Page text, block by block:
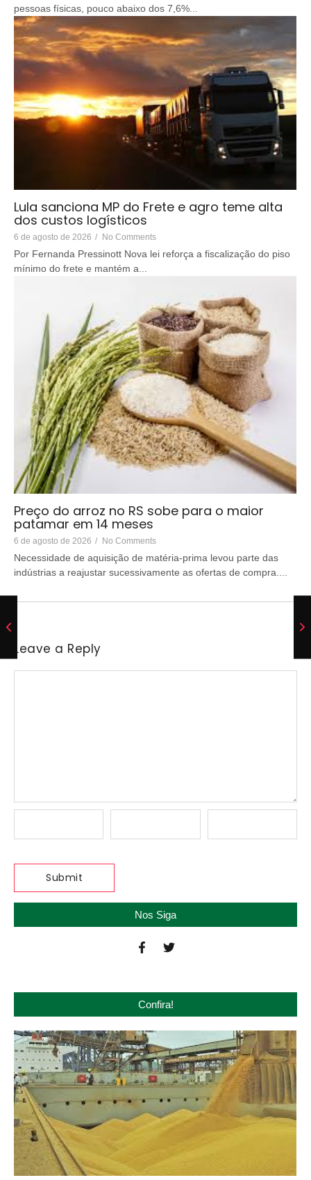
pessoas físicas, pouco abaixo dos 7,6%...
Lula sanciona MP do Frete e agro teme alta
dos custos logísticos
6 de agosto de 2026 / No Comments
Por Fernanda Pressinott Nova lei reforça a fiscalização do piso
mínimo do frete e mantém a...
Preço do arroz no RS sobe para o maior
patamar em 14 meses
6 de agosto de 2026 / No Comments
Necessidade de aquisição de matéria-prima levou parte das
indústrias a reajustar sucessivamente as ofertas de compra....
Leave a Reply
Nos Siga
Confira!